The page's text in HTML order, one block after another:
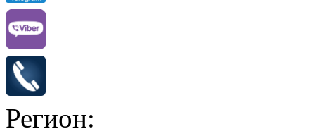
Регион: